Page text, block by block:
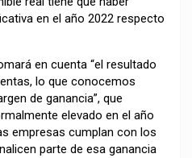
en el año 2022 respecto
en cuenta “el resultado
lo que conocemos
de ganancia”, que
elevado en el año
empresas cumplan con los
parte de esa ganancia